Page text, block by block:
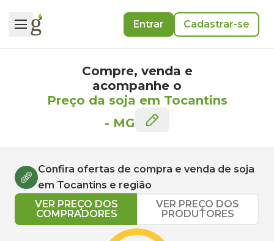
Entrar Cadastrar-se
Compre, venda e
acompanhe o
Preço da soja em Tocantins
- MG
Confira ofertas de compra e venda de soja
em Tocantins e região
VER PREÇO DOS
COMPRADORES
VER PREÇO DOS
PRODUTORES